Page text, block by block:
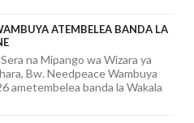
ATEMBELEA BANDA LA
na Mipango wa Wizara ya
Bw. Needpeace Wambuya
ametembelea banda la Wakala